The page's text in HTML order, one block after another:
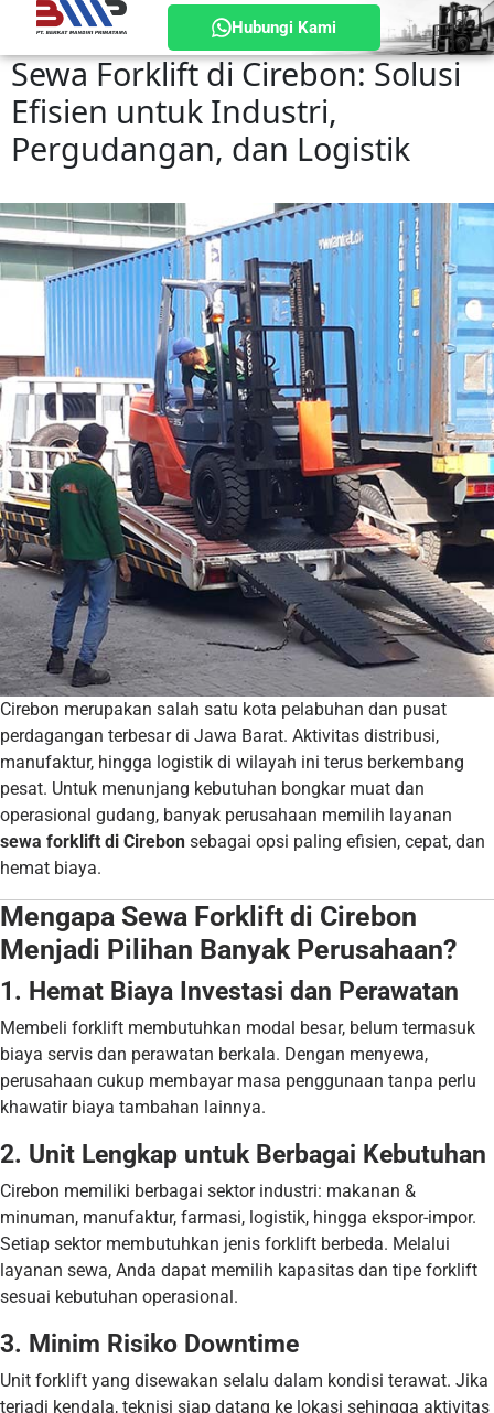
Hubungi Kami
Sewa Forklift di Cirebon: Solusi
Efisien untuk Industri,
Pergudangan, dan Logistik
Cirebon merupakan salah satu kota pelabuhan dan pusat
perdagangan terbesar di Jawa Barat. Aktivitas distribusi,
manufaktur, hingga logistik di wilayah ini terus berkembang
pesat. Untuk menunjang kebutuhan bongkar muat dan
operasional gudang, banyak perusahaan memilih layanan
sewa forklift di Cirebon sebagai opsi paling efisien, cepat, dan
hemat biaya.
Mengapa Sewa Forklift di Cirebon
Menjadi Pilihan Banyak Perusahaan?
1. Hemat Biaya Investasi dan Perawatan
Membeli forklift membutuhkan modal besar, belum termasuk
biaya servis dan perawatan berkala. Dengan menyewa,
perusahaan cukup membayar masa penggunaan tanpa perlu
khawatir biaya tambahan lainnya.
2. Unit Lengkap untuk Berbagai Kebutuhan
Cirebon memiliki berbagai sektor industri: makanan &
minuman, manufaktur, farmasi, logistik, hingga ekspor-impor.
Setiap sektor membutuhkan jenis forklift berbeda. Melalui
layanan sewa, Anda dapat memilih kapasitas dan tipe forklift
sesuai kebutuhan operasional.
3. Minim Risiko Downtime
Unit forklift yang disewakan selalu dalam kondisi terawat. Jika
terjadi kendala, teknisi siap datang ke lokasi sehingga aktivitas